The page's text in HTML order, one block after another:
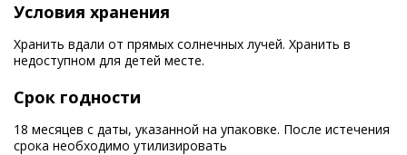
Условия хранения
Хранить вдали от прямых солнечных лучей. Хранить в
недоступном для детей месте.
Срок годности
18 месяцев с даты, указанной на упаковке. После истечения
срока необходимо утилизировать